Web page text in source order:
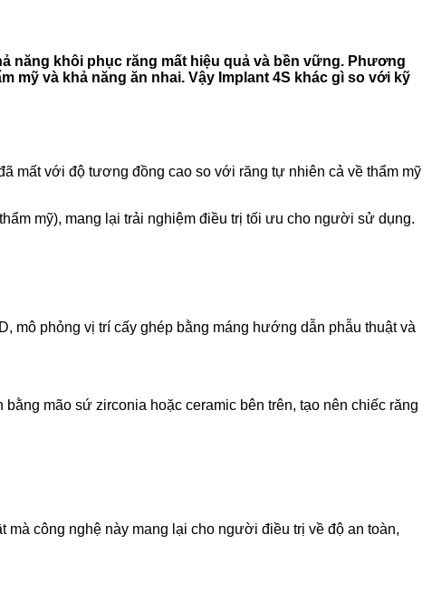
năng khôi phục răng mất hiệu quả và bền vững. Phương
mỹ và khả năng ăn nhai. Vậy Implant 4S khác gì so với kỹ
mất với độ tương đồng cao so với răng tự nhiên cả về thẩm mỹ
mỹ), mang lại trải nghiệm điều trị tối ưu cho người sử dụng.
mô phỏng vị trí cấy ghép bằng máng hướng dẫn phẫu thuật và
mão sứ zirconia hoặc ceramic bên trên, tạo nên chiếc răng
công nghệ này mang lại cho người điều trị về độ an toàn,